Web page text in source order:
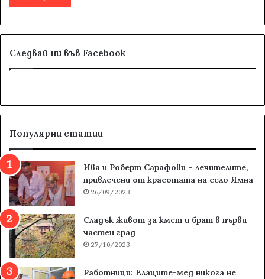
Следвай ни във Facebook
Популярни статии
Ива и Роберт Сарафови – лечителите,
привлечени от красотата на село Ямна
26/09/2023
Сладък живот за кмет и брат в първи
частен град
27/10/2023
Работници: Елаците-мед никога не